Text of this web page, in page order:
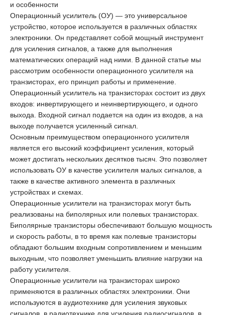
и особенности
Операционный усилитель (ОУ) — это универсальное
устройство, которое используется в различных областях
электроники. Он представляет собой мощный инструмент
для усиления сигналов, а также для выполнения
математических операций над ними. В данной статье мы
рассмотрим особенности операционного усилителя на
транзисторах, его принцип работы и применение.
Операционный усилитель на транзисторах состоит из двух
входов: инвертирующего и неинвертирующего, и одного
выхода. Входной сигнал подается на один из входов, а на
выходе получается усиленный сигнал.
Основным преимуществом операционного усилителя
является его высокий коэффициент усиления, который
может достигать нескольких десятков тысяч. Это позволяет
использовать ОУ в качестве усилителя малых сигналов, а
также в качестве активного элемента в различных
устройствах и схемах.
Операционные усилители на транзисторах могут быть
реализованы на биполярных или полевых транзисторах.
Биполярные транзисторы обеспечивают большую мощность
и скорость работы, в то время как полевые транзисторы
обладают большим входным сопротивлением и меньшим
выходным, что позволяет уменьшить влияние нагрузки на
работу усилителя.
Операционные усилители на транзисторах широко
применяются в различных областях электроники. Они
используются в аудиотехнике для усиления звуковых